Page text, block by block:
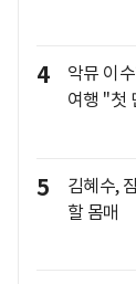
4
악뮤 이
여행 "첫
5
김혜수,
할 몸매